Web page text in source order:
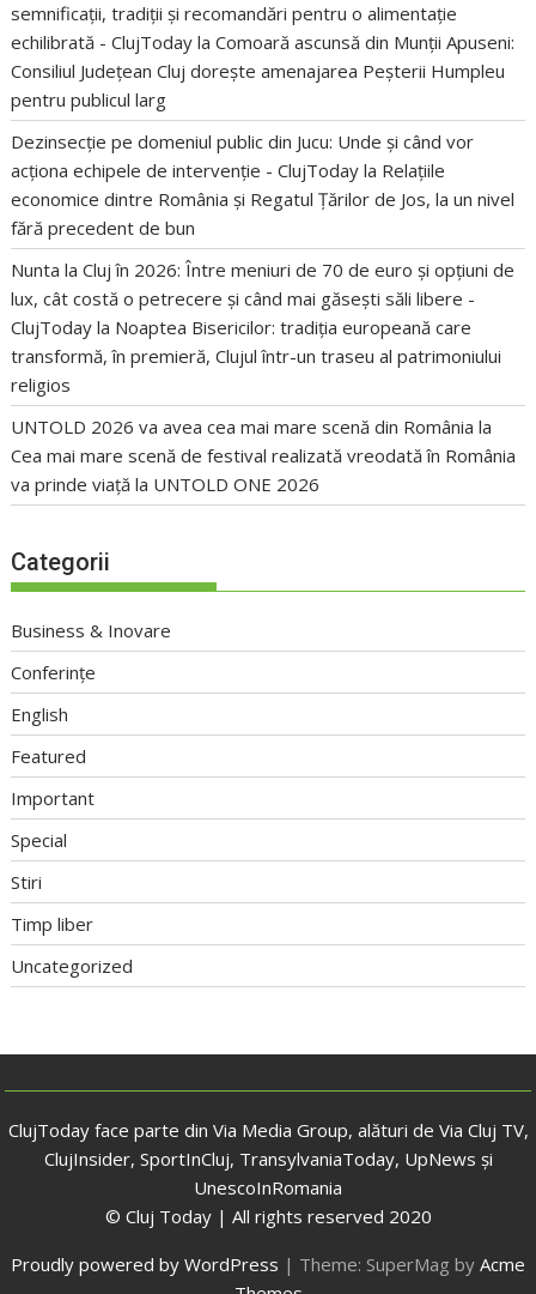
semnificații, tradiții și recomandări pentru o alimentație
echilibrată - ClujToday laComoară ascunsă din Munții Apuseni:
Consiliul Județean Cluj dorește amenajarea Peșterii Humpleu
pentru publicul larg
Dezinsecție pe domeniul public din Jucu: Unde și când vor
acționa echipele de intervenție - ClujToday la Relațiile
economice dintre România și Regatul Țărilor de Jos, la un nivel
fără precedent de bun
Nunta la Cluj în 2026: Între meniuri de 70 de euro și opțiuni de
lux, cât costă o petrecere și când mai găsești săli libere -
ClujToday la Noaptea Bisericilor: tradiția europeană care
transformă, în premieră, Clujul într-un traseu al patrimoniului
religios
UNTOLD 2026 va avea cea mai mare scenă din România la
Cea mai mare scenă de festival realizată vreodată în România
va prinde viață la UNTOLD ONE 2026
Categorii
Business & Inovare
Conferințe
English
Featured
Important
Special
Stiri
Timp liber
Uncategorized
ClujToday face parte din Via Media Group, alături de Via Cluj TV,
ClujInsider, SportInCluj, TransylvaniaToday, UpNews și
UnescoInRomania
© Cluj Today | All rights reserved 2020
Proudly powered by WordPress | Theme: SuperMag by Acme